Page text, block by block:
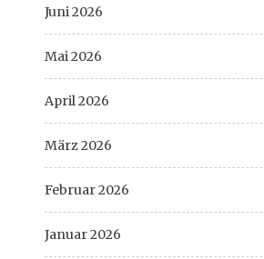
Juni 2026
Mai 2026
April 2026
März 2026
Februar 2026
Januar 2026